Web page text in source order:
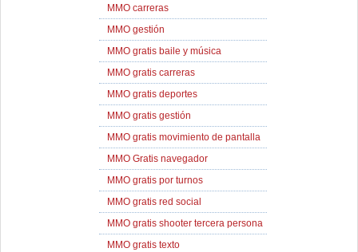
MMO carreras
MMO gestión
MMO gratis baile y música
MMO gratis carreras
MMO gratis deportes
MMO gratis gestión
MMO gratis movimiento de pantalla
MMO Gratis navegador
MMO gratis por turnos
MMO gratis red social
MMO gratis shooter tercera persona
MMO gratis texto